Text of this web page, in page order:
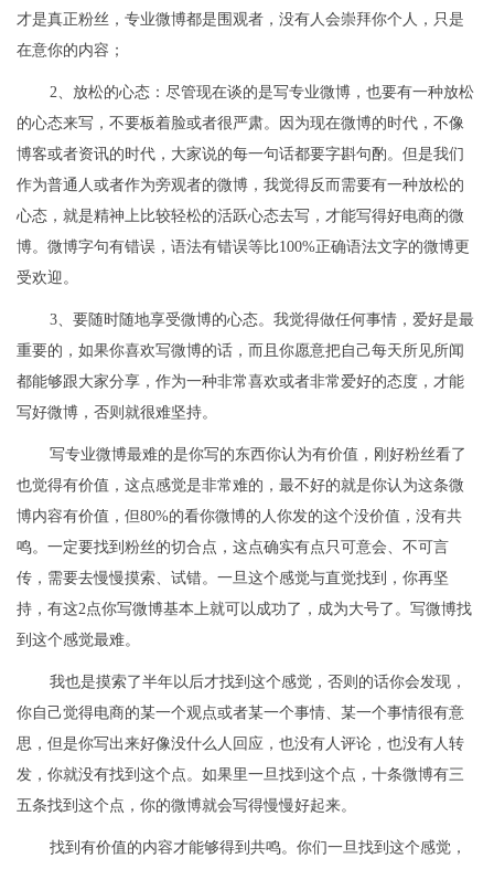
才是真正粉丝，专业微博都是围观者，没有人会崇拜你个人，只是
在意你的内容；
2、放松的心态：尽管现在谈的是写专业微博，也要有一种放松
的心态来写，不要板着脸或者很严肃。因为现在微博的时代，不像
博客或者资讯的时代，大家说的每一句话都要字斟句酌。但是我们
作为普通人或者作为旁观者的微博，我觉得反而需要有一种放松的
心态，就是精神上比较轻松的活跃心态去写，才能写得好电商的微
博。微博字句有错误，语法有错误等比100%正确语法文字的微博更
受欢迎。
3、要随时随地享受微博的心态。我觉得做任何事情，爱好是最
重要的，如果你喜欢写微博的话，而且你愿意把自己每天所见所闻
都能够跟大家分享，作为一种非常喜欢或者非常爱好的态度，才能
写好微博，否则就很难坚持。
写专业微博最难的是你写的东西你认为有价值，刚好粉丝看了
也觉得有价值，这点感觉是非常难的，最不好的就是你认为这条微
博内容有价值，但80%的看你微博的人你发的这个没价值，没有共
鸣。一定要找到粉丝的切合点，这点确实有点只可意会、不可言
传，需要去慢慢摸索、试错。一旦这个感觉与直觉找到，你再坚
持，有这2点你写微博基本上就可以成功了，成为大号了。写微博找
到这个感觉最难。
我也是摸索了半年以后才找到这个感觉，否则的话你会发现，
你自己觉得电商的某一个观点或者某一个事情、某一个事情很有意
思，但是你写出来好像没什么人回应，也没有人评论，也没有人转
发，你就没有找到这个点。如果里一旦找到这个点，十条微博有三
五条找到这个点，你的微博就会写得慢慢好起来。
找到有价值的内容才能够得到共鸣。你们一旦找到这个感觉，